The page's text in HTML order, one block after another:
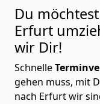
Du
Erfurt
wir Dir!
Schnelle
gehen muss, mit
nach Erfurt wir